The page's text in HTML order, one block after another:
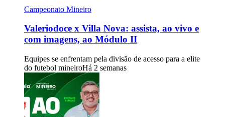
Campeonato Mineiro
Valeriodoce x Villa Nova: assista, ao vivo e
com imagens, ao Módulo II
Equipes se enfrentam pela divisão de acesso para a elite
do futebol mineiroHá 2 semanas